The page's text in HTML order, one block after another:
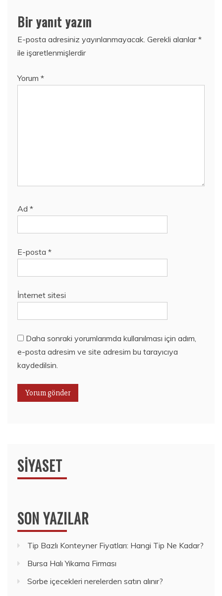
Bir yanıt yazın
E-posta adresiniz yayınlanmayacak. Gerekli alanlar*
ile işaretlenmişlerdir
Yorum *
Ad *
E-posta *
İnternet sitesi
Daha sonraki yorumlarımda kullanılması için adım,
e-posta adresim ve site adresim bu tarayıcıya
kaydedilsin.
SIYASET
SON YAZILAR
Tip Bazlı Konteyner Fiyatları: Hangi Tip Ne Kadar?
Bursa Halı Yıkama Firması
Sorbe içecekleri nerelerden satın alınır?